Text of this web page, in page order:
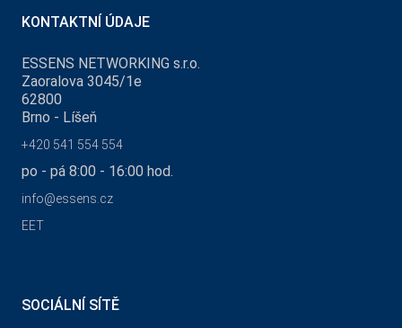
KONTAKTNÍ ÚDAJE
ESSENS NETWORKING s.r.o.
Zaoralova 3045/1e
62800
Brno - Líšeň
+420 541 554 554
po - pá 8:00 - 16:00 hod.
info@essens.cz
EET
SOCIÁLNÍ SÍTĚ